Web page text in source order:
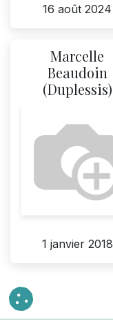
16 août 2024
Marcelle
Beaudoin
(Duplessis)
1 janvier 2018